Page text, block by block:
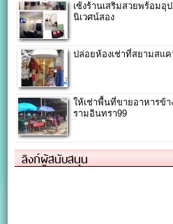
เซ้งร้านเสริมสวยพร้อม
นิเวศน์สอง
ปล่อยห้องเช่าที่สยามสแ
ให้เช่าพื้นที่ขายอาหารข้
รามอินทรา99
ลิงก์ผู้สนับสนุน